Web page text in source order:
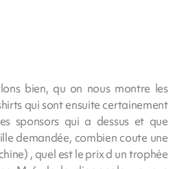
bien, qu on nous montre les
qui sont ensuite certainement
sponsors qui a dessus et que
demandée, combien coute une
, quel est le prix d un trophée